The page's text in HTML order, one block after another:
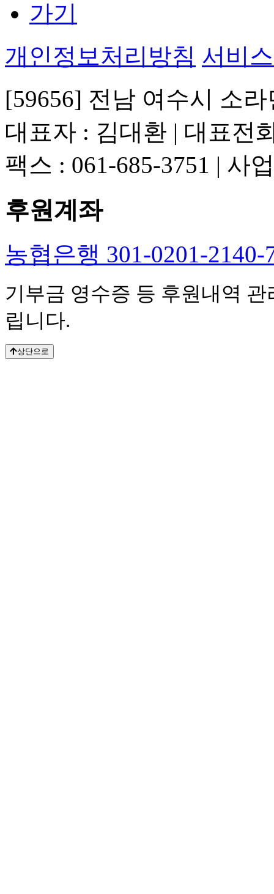
개인정보처리방침 서비
[59656] 전남 여수시 소
대표자 : 김대환 | 대표전
팩스 : 061-685-3751 | 사
후원계좌
농협은행 301-0201-
기부금 영수증 등 후원내역
립니다.
상단으로